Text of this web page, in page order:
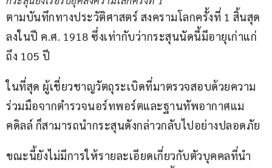
ตามบันทึกทางประวัติศาสตร์ สงครามโลกครั้งที่ 1 สิ้นสุด
ลงในปี ค.ศ. 1918 ซึ่งเท่ากับว่ากระสุนนัดนี้มีอายุเก่าแก่
ถึง 105 ปี
ในที่สุด ผู้เชี่ยวชาญวัตถุระเบิดที่มาตรวจสอบด้วยความ
ร่วมมือจากตำรวจนอร์ทพอร์ตและฐานทัพอากาศแม
คดิลล์ ก็สามารถนำกระสุนดังกล่าวกลับไปอย่างปลอดภัย
ขณะนี้ยังไม่มีการให้รายละเอียดเกี่ยวกับตัวบุคคลที่นำ